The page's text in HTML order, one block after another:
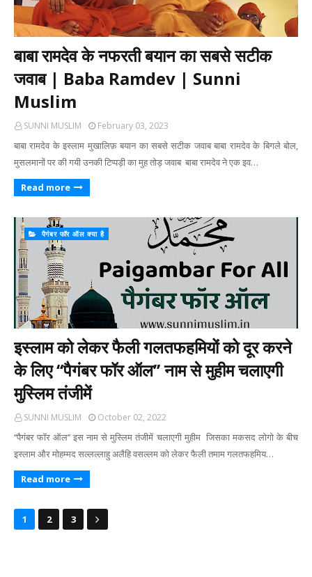
बाबा रामदेव के नफरती बयान का सबसे सटीक
जवाब | Baba Ramdev | Sunni
Muslim
SUNNI MUSLIM February 03, 2023
बाबा रामदेव के इस्लाम मुखालिफ़ बयान का सबसे सटीक जवाब बाबा रामदेव के बिगले बोल,
मुसलमानों पर की गयी उनकी टिप्पड़ी का मुह तोड़ जवाब बाबा रामदेव ने एक इव…
Read more
पैगंबर फॉर ऑल क्या है
इस्लाम को लेकर फैली गलतफहमियों को दूर करने
के लिए ‘‘पैगंबर फॉर ऑल’’ नाम से मुहीम चलाएगी
मुस्लिम तंजीमें
SUNNI MUSLIM October 02, 2022
‘‘पैगंबर फॉर ऑल’’ इस नाम से मुस्लिम तंजीमें चलाएगी मुहीम जिसका मकसद लोगो के बीच
इस्लाम और मोहम्मद सल्लल्लाहु अलैहि वसल्लम को लेकर फैली तमाम गलतफहमिय…
Read more
1 2 3